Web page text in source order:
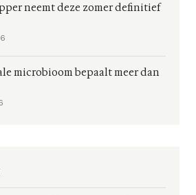
neemt deze zomer definitief
microbioom bepaalt meer dan